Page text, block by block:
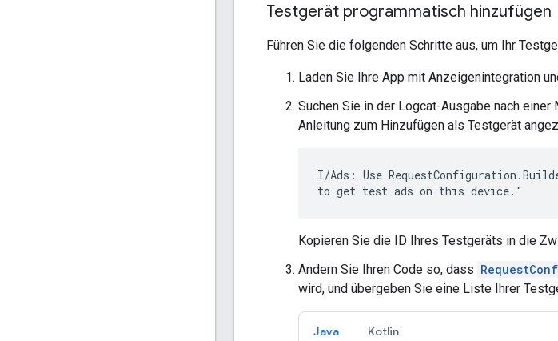
Testgerät programmatisch hinzufügen
Führen Sie die folgenden Schritte aus, um Ihr
Laden Sie Ihre App mit Anzeigenintegration
Suchen Sie in der Logcat-Ausgabe nach
Anleitung zum Hinzufügen als Testgerät
I/Ads: Use
to get test ads on this device."
Kopieren Sie die ID Ihres Testgeräts in die
Ändern Sie Ihren Code so, dass
wird, und übergeben Sie eine Liste Ihrer
Java Kotlin